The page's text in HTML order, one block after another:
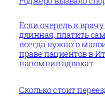
Если очередь к
длинная, платить
всегда нужно: о
праве пациентов в
напомнил адвокат
Сколько стоит